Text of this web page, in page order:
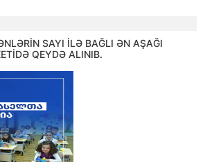
SAYI İLƏ BAĞLI ƏN AŞAĞI
QEYDƏ ALINIB.